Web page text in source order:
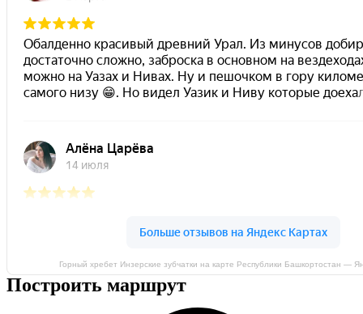
Горный хребет Инзерские зубчатки на карте Республики Башкортостан —
Построить маршрут